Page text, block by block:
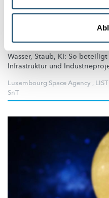
Mondforschung
Wasser, Staub, KI: So
Infrastruktur und
Luxembourg Space Agency , LIST
SnT